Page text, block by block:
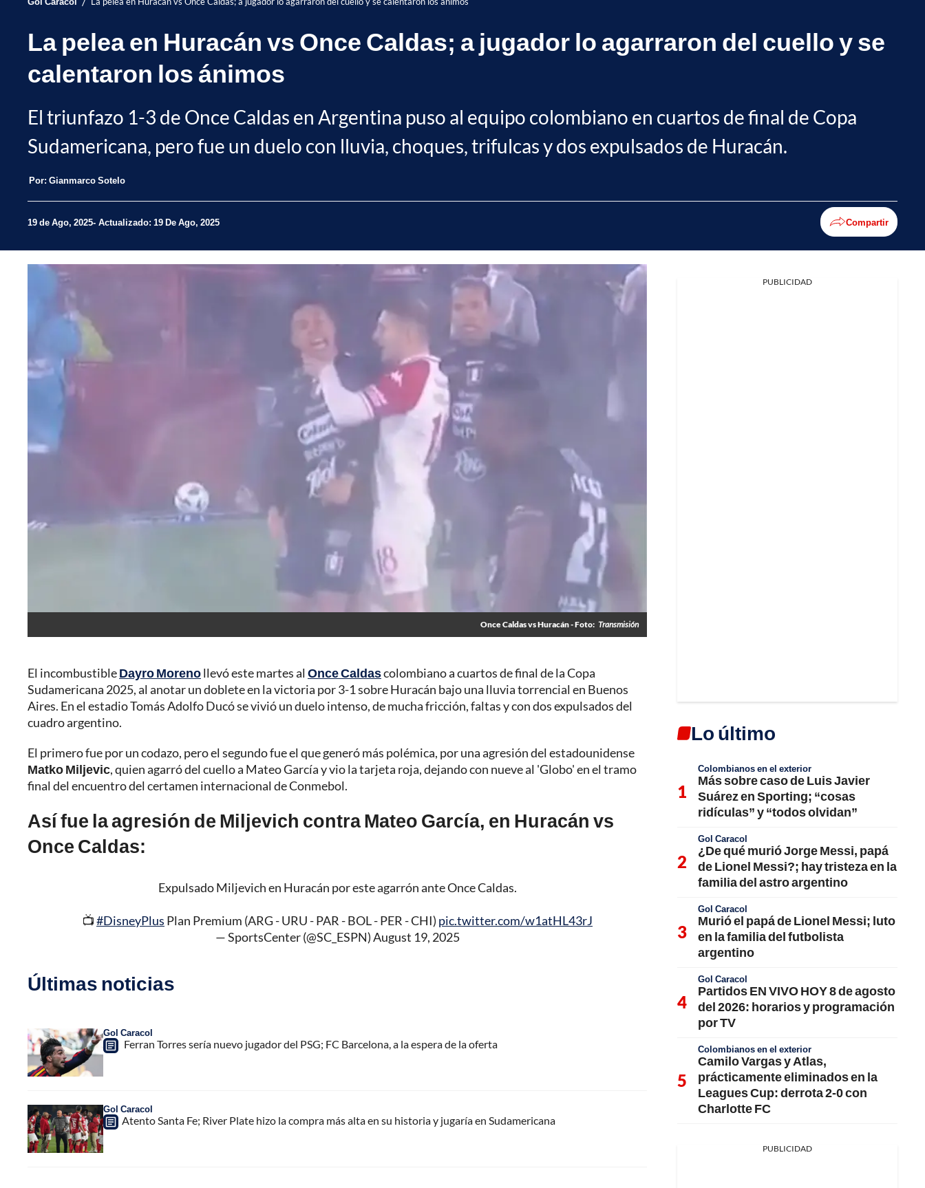
La pelea en Huracán vs Once Caldas; a jugador lo agarraron del cuello y se
calentaron los ánimos
El triunfazo 1-3 de Once Caldas en Argentina puso al equipo colombiano en cuartos de final de Copa
Sudamericana, pero fue un duelo con lluvia, choques, trifulcas y dos expulsados de Huracán.
Por: Gianmarco Sotelo
19 de Ago, 2025 Actualizado: 19 De Ago, 2025 Compartir
Once Caldas vs Huracán - Foto: Transmisión
El incombustibleDayro Morenollevó este martes al Once Caldascolombiano a cuartos de final de la Copa
Sudamericana 2025, al anotar un doblete en la victoria por 3-1 sobre Huracán bajo una lluvia torrencial en Buenos
Aires. En el estadio Tomás Adolfo Ducó se vivió un duelo intenso, de mucha fricción, faltas y con dos expulsados del
cuadro argentino.
El primero fue por un codazo, pero el segundo fue el que generó más polémica, por una agresión del estadounidense
Matko Miljevic, quien agarró del cuello a Mateo García y vio la tarjeta roja, dejando con nueve al 'Globo' en el tramo
final del encuentro del certamen internacional de Conmebol.
Así fue la agresión de Miljevich contra Mateo García, en Huracán vs
Once Caldas:
Expulsado Miljevich en Huracán por este agarrón ante Once Caldas.
📺#DisneyPlus Plan Premium (ARG - URU - PAR - BOL - PER - CHI) pic.twitter.com/w1atHL43rJ
— SportsCenter (@SC_ESPN)August 19, 2025
Últimas noticias
Gol Caracol
Ferran Torres sería nuevo jugador del PSG; FC Barcelona, a la espera de la oferta
Gol Caracol
Atento Santa Fe; River Plate hizo la compra más alta en su historia y jugaría en Sudamericana
PUBLICIDAD
Lo último
Colombianos en el exterior
Más sobre caso de Luis Javier
Suárez en Sporting; “cosas
ridículas” y “todos olvidan”
Gol Caracol
¿De qué murió Jorge Messi, papá
de Lionel Messi?; hay tristeza en la
familia del astro argentino
Gol Caracol
Murió el papá de Lionel Messi; luto
en la familia del futbolista
argentino
Gol Caracol
Partidos EN VIVO HOY 8 de agosto
del 2026: horarios y programación
por TV
Colombianos en el exterior
Camilo Vargas y Atlas,
prácticamente eliminados en la
Leagues Cup: derrota 2-0 con
Charlotte FC
PUBLICIDAD